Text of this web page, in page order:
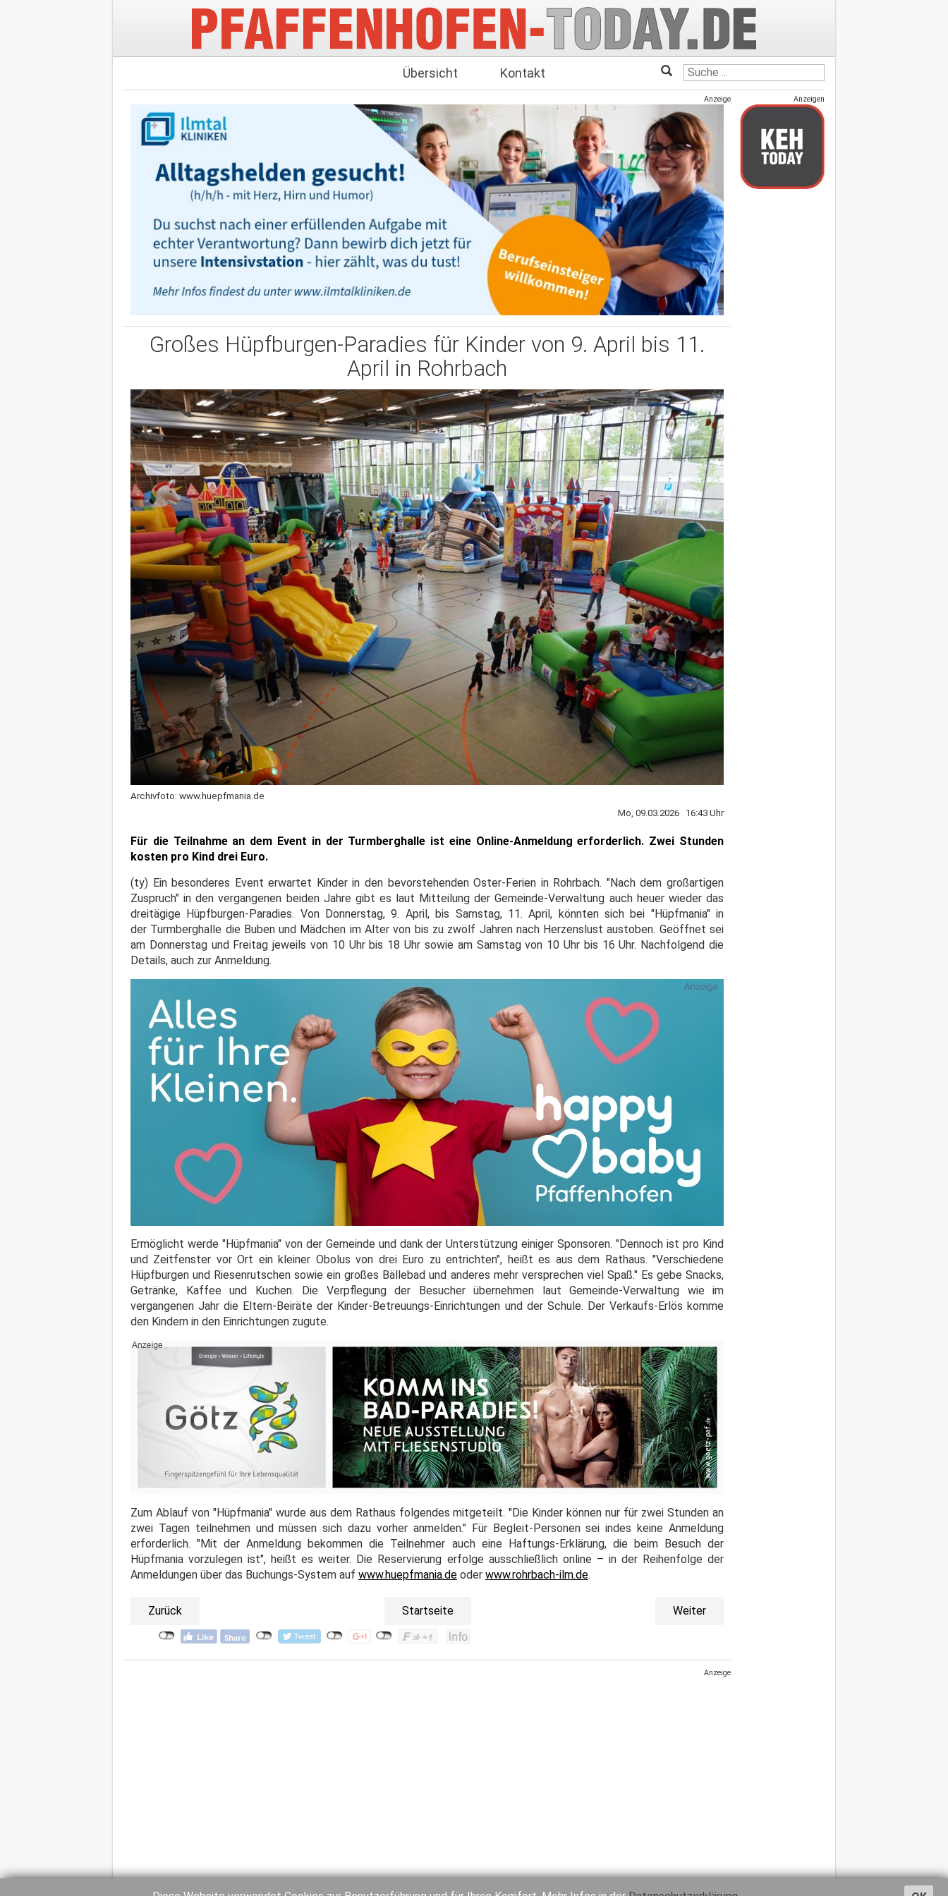
Übersicht Kontakt
Anzeige
Großes Hüpfburgen-Paradies für Kinder von 9. April bis 11.
April in Rohrbach
Archivfoto: www.huepfmania.de
Mo, 09.03.2026 16:43 Uhr
Für die Teilnahme an dem Event in der Turmberghalle ist eine Online-Anmeldung erforderlich. Zwei Stunden
kosten pro Kind drei Euro.
(ty) Ein besonderes Event erwartet Kinder in den bevorstehenden Oster-Ferien in Rohrbach. "Nach dem großartigen
Zuspruch" in den vergangenen beiden Jahre gibt es laut Mitteilung der Gemeinde-Verwaltung auch heuer wieder das
dreitägige Hüpfburgen-Paradies. Von Donnerstag, 9. April, bis Samstag, 11. April, könnten sich bei "Hüpfmania" in
der Turmberghalle die Buben und Mädchen im Alter von bis zu zwölf Jahren nach Herzenslust austoben. Geöffnet sei
am Donnerstag und Freitag jeweils von 10 Uhr bis 18 Uhr sowie am Samstag von 10 Uhr bis 16 Uhr. Nachfolgend die
Details, auch zur Anmeldung.
Ermöglicht werde "Hüpfmania" von der Gemeinde und dank der Unterstützung einiger Sponsoren. "Dennoch ist pro Kind
und Zeitfenster vor Ort ein kleiner Obolus von drei Euro zu entrichten", heißt es aus dem Rathaus. "Verschiedene
Hüpfburgen und Riesenrutschen sowie ein großes Bällebad und anderes mehr versprechen viel Spaß." Es gebe Snacks,
Getränke, Kaffee und Kuchen. Die Verpflegung der Besucher übernehmen laut Gemeinde-Verwaltung wie im
vergangenen Jahr die Eltern-Beiräte der Kinder-Betreuungs-Einrichtungen und der Schule. Der Verkaufs-Erlös komme
den Kindern in den Einrichtungen zugute.
Zum Ablauf von "Hüpfmania" wurde aus dem Rathaus folgendes mitgeteilt. "Die Kinder können nur für zwei Stunden an
zwei Tagen teilnehmen und müssen sich dazu vorher anmelden." Für Begleit-Personen sei indes keine Anmeldung
erforderlich. "Mit der Anmeldung bekommen die Teilnehmer auch eine Haftungs-Erklärung, die beim Besuch der
Hüpfmania vorzulegen ist", heißt es weiter. Die Reservierung erfolge ausschließlich online – in der Reihenfolge der
Anmeldungen über das Buchungs-System auf www.huepfmania.de oder www.rohrbach-ilm.de.
Zurück Startseite Weiter
Anzeige
Anzeigen